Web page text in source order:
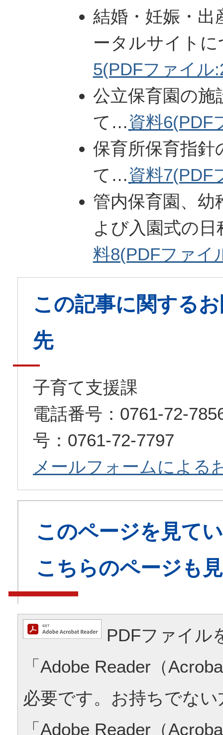
結婚・妊娠・出
ータルサイト
5(PDFファイル
公立保育園の施
て…資料6(PDF
保育所保育指針
て…資料7(PDF
管内保育園、幼
よび入園式の
料8(PDFファイ
この記事に関する
先
子育て支援課
電話番号：0761-72-
号：0761-72-7797
メールフォームによる
このページを見て
こちらのページも
PDFファイル
「Adobe Reader（
必要です。お持ちでな
「Adobe Reader（